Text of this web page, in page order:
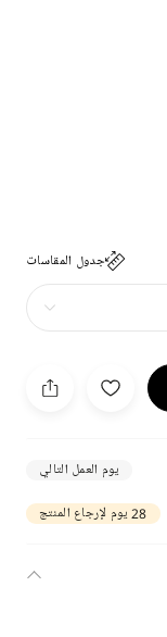
جدول المقاسات
يوم العمل التالي
28 يوم لإرجاع المنتج